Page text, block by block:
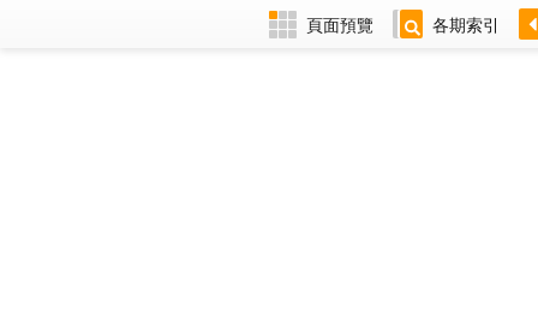
頁面預覽 各期索引